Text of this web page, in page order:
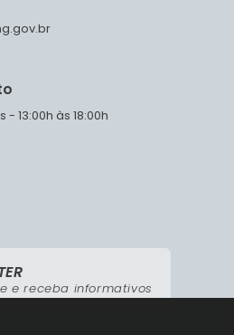
- 13:00h às 18:00h
e receba informativos